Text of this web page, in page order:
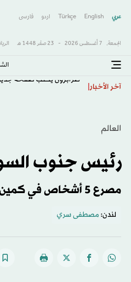
عربي English
Türkçe اردو فارسى
الجمعة, 7 أغسطس 2026 - 23 صفَر 1448 هـ
آخر الأخبار طرابزون يكتب صفحة
العالم
رئيس جنوب
مصرع 5 أشخاص في كمين مسلح بين جوبا وكمبالا
لندن: مصطفى سري